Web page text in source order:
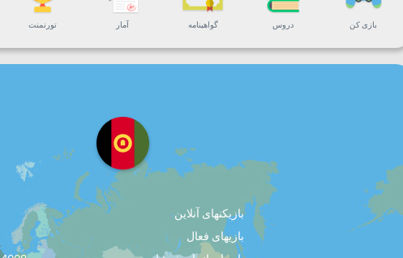
بازی کن دروس گواهینامه آمار تورنمنت
بازیکنهای آنلاین
بازیهای فعال